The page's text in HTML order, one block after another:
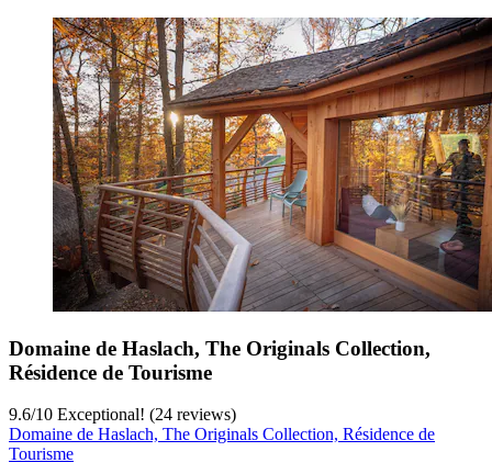
Domaine de Haslach, The Originals Collection,
Résidence de Tourisme
9.6/10 Exceptional! (24 reviews)
Domaine de Haslach, The Originals Collection, Résidence de
Tourisme